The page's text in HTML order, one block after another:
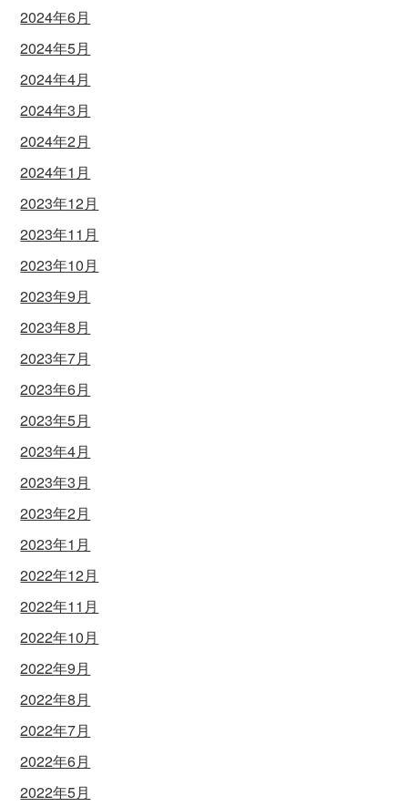
2024年6月
2024年5月
2024年4月
2024年3月
2024年2月
2024年1月
2023年12月
2023年11月
2023年10月
2023年9月
2023年8月
2023年7月
2023年6月
2023年5月
2023年4月
2023年3月
2023年2月
2023年1月
2022年12月
2022年11月
2022年10月
2022年9月
2022年8月
2022年7月
2022年6月
2022年5月